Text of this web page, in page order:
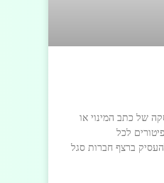
של כתב המינוי או
לכל
ברצף חברות סגל